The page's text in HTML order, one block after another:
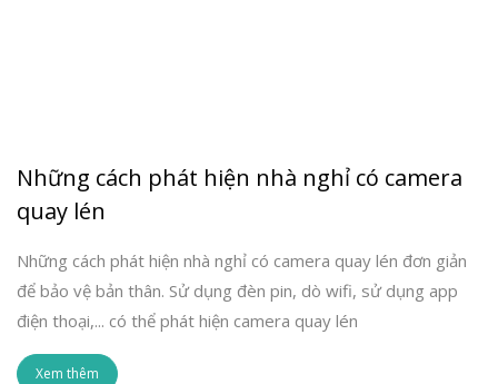
Những cách phát hiện nhà nghỉ có camera
quay lén
Những cách phát hiện nhà nghỉ có camera quay lén đơn giản
để bảo vệ bản thân. Sử dụng đèn pin, dò wifi, sử dụng app
điện thoại,... có thể phát hiện camera quay lén
Xem thêm